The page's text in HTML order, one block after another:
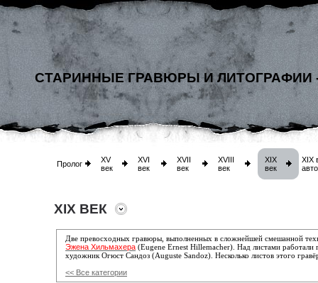
СТАРИННЫЕ ГРАВЮРЫ И ЛИТОГРАФИИ
Пролог
XV
век
XVI
век
XVII
век
XVIII
век
XIX
век
XIX
XIX ВЕК
Две превосходных гравюры, выполненных в сложнейшей смешанной
Эжена Хильмахера (Eugene Ernest Hillemacher). Над листами
художник Огюст Сандоз (Auguste Sandoz). Несколько листов этого
<< Все категории